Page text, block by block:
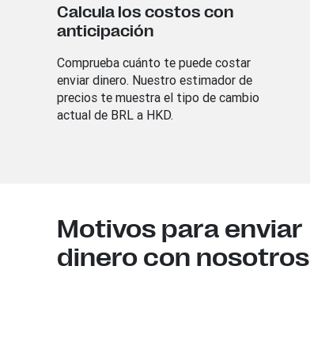
Calcula los costos con
anticipación
Comprueba cuánto te puede costar
enviar dinero. Nuestro estimador de
precios te muestra el tipo de cambio
actual de BRL a HKD.
Motivos para enviar
dinero con nosotros